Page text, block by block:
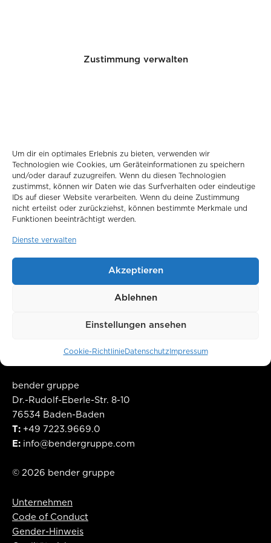
Zustimmung verwalten
Um dir ein optimales Erlebnis zu bieten, verwenden wir
Technologien wie Cookies, um Geräteinformationen zu speichern
und/oder darauf zuzugreifen. Wenn du diesen Technologien
zustimmst, können wir Daten wie das Surfverhalten oder eindeutige
IDs auf dieser Website verarbeiten. Wenn du deine Zustimmung
nicht erteilst oder zurückziehst, können bestimmte Merkmale und
Funktionen beeinträchtigt werden.
Dienste verwalten
Akzeptieren
Ablehnen
Einstellungen ansehen
Cookie-RichtlinieDatenschutz Impressum
Ferrotran® (Ferumoxtran) for pre-operative metastatic
bender gruppe
Dr.-Rudolf-Eberle-Str. 8-10
76534 Baden-Baden
T: +49 7223.9669.0
E: info@bendergruppe.com
© 2026 bender gruppe
Unternehmen
Code of Conduct
Gender-Hinweis